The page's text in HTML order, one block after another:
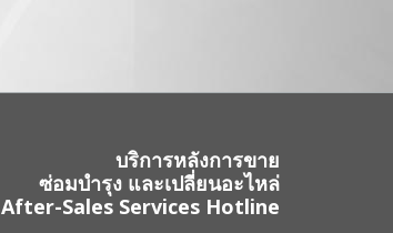
บริการหลังการขาย
ซ่อมบำรุง และเปลี่ยนอะไหล่
After-Sales Services Hotline